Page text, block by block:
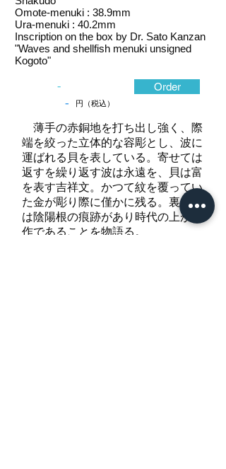
Omote-menuki : 38.9mm
Ura-menuki : 40.2mm
Inscription on the box by Dr. Sato Kanzan
"Waves and shellfish menuki unsigned
Kogoto"
-
- 円（税込）
Order
薄手の赤銅地を打ち出し強く、際
端を絞った立体的な容彫とし、波に
運ばれる貝を表している。寄せては
返すを繰り返す波は永遠を、貝は富
を表す吉祥文。かつて紋を覆ってい
た金が彫り際に僅かに残る。裏側に
は陰陽根の痕跡があり時代の上がる
作であることを物語る。